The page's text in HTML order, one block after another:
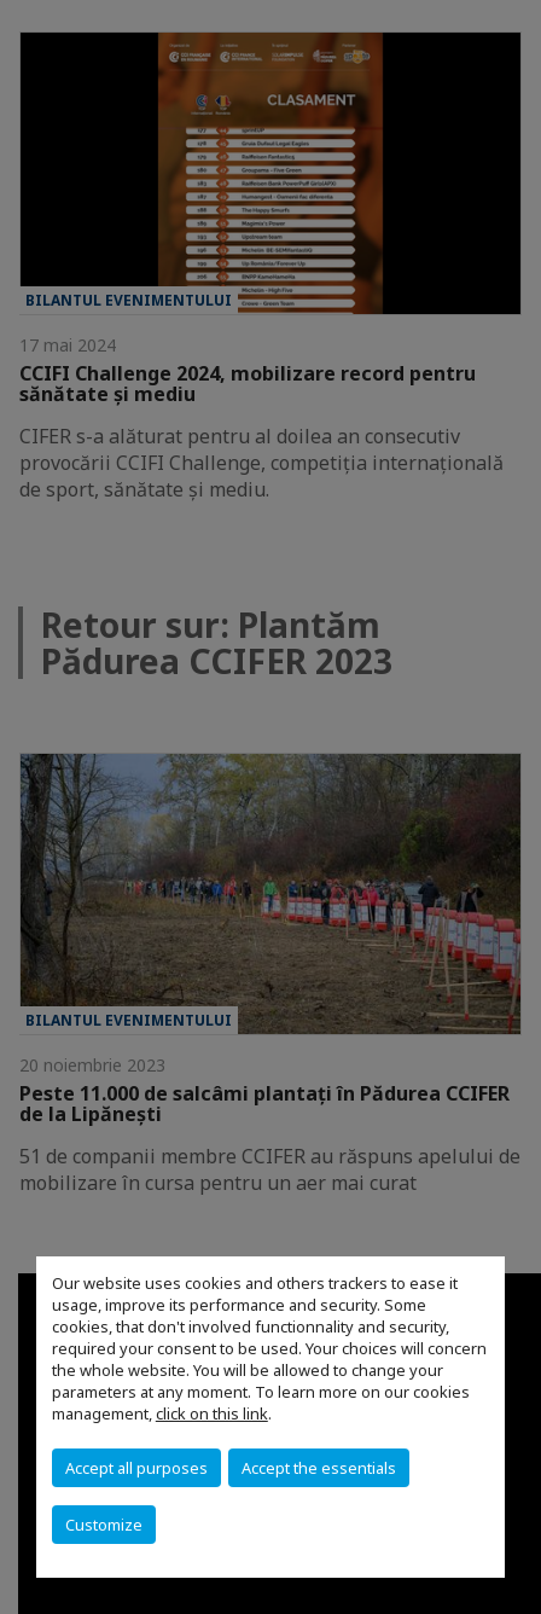
Our website uses cookies and others trackers to ease it
usage, improve its performance and security. Some
cookies, that don't involved functionnality and security,
required your consent to be used. Your choices will concern
the whole website. You will be allowed to change your
parameters at any moment. To learn more on our cookies
management,click on this link.
Accept all purposes Accept the essentials
Customize
BILANTUL EVENIMENTULUI
17 mai 2024
CCIFI Challenge 2024, mobilizare record pentru
sănătate și mediu
CIFER s-a alăturat pentru al doilea an consecutiv
provocării CCIFI Challenge, competiția internațională
de sport, sănătate și mediu.
Retour sur: Plantăm
Pădurea CCIFER 2023
BILANTUL EVENIMENTULUI
20 noiembrie 2023
Peste 11.000 de salcâmi plantați în Pădurea CCIFER
de la Lipănești
51 de companii membre CCIFER au răspuns apelului de
mobilizare în cursa pentru un aer mai curat